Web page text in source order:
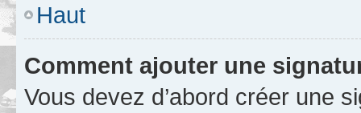
Haut
Comment ajouter une
Vous devez d’abord créer une